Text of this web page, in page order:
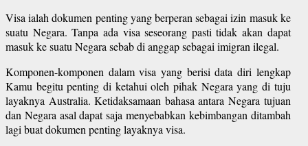
Visa ialah dokumen penting yang berperan sebagai izin masuk ke
suatu Negara. Tanpa ada visa seseorang pasti tidak akan dapat
masuk ke suatu Negara sebab di anggap sebagai imigran ilegal.
Komponen-komponen dalam visa yang berisi data diri lengkap
Kamu begitu penting di ketahui oleh pihak Negara yang di tuju
layaknya Australia. Ketidaksamaan bahasa antara Negara tujuan
dan Negara asal dapat saja menyebabkan kebimbangan ditambah
lagi buat dokumen penting layaknya visa.